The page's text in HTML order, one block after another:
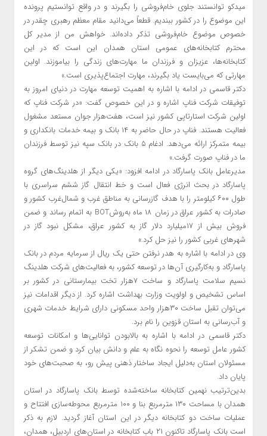
میدکو توانستند جلوی خام‌فروشی را بگیرند و در واقع توانستیم پرونده
این موضوع را در کشور ببندیم. قطعاً می‌دانید مقام معظم رهبری چقدر در
خصوص موضوع خام‌فروشی تذکر داده‌اند. خواهش من از مدیر کل
محترم کتابخانه‌های عمومی استان همدان این است که در این
کتابخانه‌ها، عزیزان و فرزندان ما مهارت‌های زندگی را بیاموزند. اولین
مهارتی که می‌بایست یاد بگیرند، مهارت اجتماع‌پذیری است.»
دکتر قاسمی در ادامه با اشاره به اهمیت توسعه مهارت در دنیای امروز به
توفیقات شرکت فناپ اشاره و در این خصوص گفت: «در شرکت فناپ که
اولین شرکت استارتاپی کشور نیز است، هفت‌هزار جوان مستعد مشغول
فعالیت هستند. فناپ در حال حاضر به ۱۴ بانک و بیمه خدمات بانکداری و
بیمه متمرکز ارائه می‌دهد. ادغام ۵ بانک در بانک سپه نیز توسط فرزندان
ما در فناپ صورت گرفت.»
مدیرعامل بانک پاسارگاد در ادامه افزود: «یکی دیگر از هلدینگ‌های گروه
پاسارگاد در بحث انرژی فعال است و خط انتقال گاز ششم سراسری با
طول ۶۰۰ کیلومتر را با هدف گازرسانی به مناطق غرب و شمال‌غرب کشور و
صادرات به کشور عراق در زمان ۱۸ ماه به‌روشBOT به اتمام رساند و ضمن
فروش بیش از ۱۷میلیارد دلار گاز به کشور عراق، مشکل نبود گاز در
شهرهای غربی کشور را نیز حل کرد.»
وی در ادامه با اشاره به هدر نرفتن حتی یک ریال از سرمایه مردم در بانک
پاسارگاد و به‌کارگیری آن‌ها در توسعه کشور، به فعالیت‌های شرکت هلدینگ
نسیم سلامت پاسارگاد و ساخت ۷هزار تخت بیمارستانی در کشور بر
اساس تشخیص و اولویت وزارت بهداشت اشاره کرد. از دیگر اقدامات نیز
می‌توان تقبل ساخت ۳۰هزار واحد مسکونی دارای شرایط خدمات شهری
و آب‌رسانی به استان قزوین را نام برد.
دکتر قاسمی در ادامه با اشاره به بالابودن توانایی‌ها و امکانات توسعه
کشور عامل توسعه را نحوه نگاه به علم و دانش بیان کرد و ضمن تشکر از
مسئولان استان به‌دلیل ایجاد ساختار ذهنی پیش رو، به صحبت‌های خود
پایان داد.
بدین‌ترتیب نهمین کتابخانه ساخته‌شده توسط بانک پاسارگاد در استان
همدان با مساحت ۱۳۰ مترمربع بنا و ۱۰۰ مترمربع محوطه‌سازی افتتاح و
عملیات ساخت دو کتابخانه دیگر در این استان آغاز گردید. لازم به ذکر
است بانک پاسارگاد تاکنون ۲۱ باب کتابخانه در استان‌های اردبیل، همدان،